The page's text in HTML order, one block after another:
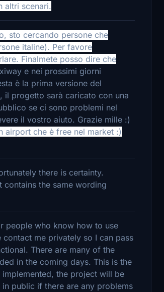
altri scenari.
sto cercando persone che
italine). Per favore
Finalmete posso dire che
e nei prossimi giorni
è la prima versione del
il progetto sarà caricato con una
se ci sono problemi nel
il vostro aiuto. Grazie mille :)
airport che è free nel market :)
there is certainty.
the same wording
people who know how to use
me privately so I can pass
There are many of the
in the coming days. This is the
the project will be
public if there are any problems